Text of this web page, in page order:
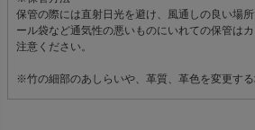
保管の際には直射日光を避け、風通しの良い場
ール袋など通気性の悪いものにいれての保管は
注意ください。
※竹の細部のあしらいや、革質、革色を変更する